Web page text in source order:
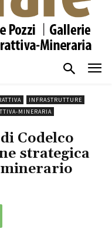
INFRASTRUTTURE
MINERARIA
Codelco
strategica